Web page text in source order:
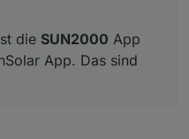
komme ich gerade nicht
man muss ich mit beiden
um a) den Dongle und b)
selbst zu konfigurieren.
die SUN2000 App
App. Das sind